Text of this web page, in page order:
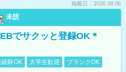
掲載日：2026.08.06
未読
でサクッと登録OK＊
験OK 大学生歓迎
ブランクOK